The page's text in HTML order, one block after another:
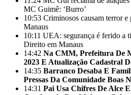
MC Guimê: ‘Burro’
10:53 Criminosos causam terror
Manaus
10:11 UEA: segurança é ferido a
Direito em Manaus
14:42 Na CMM, Prefeitura De
2023 E Atualização Cadastral
14:35 Barranco Desaba E
Pressas Da Comunidade Boas
14:31 Pai Usa Chifres De Alce